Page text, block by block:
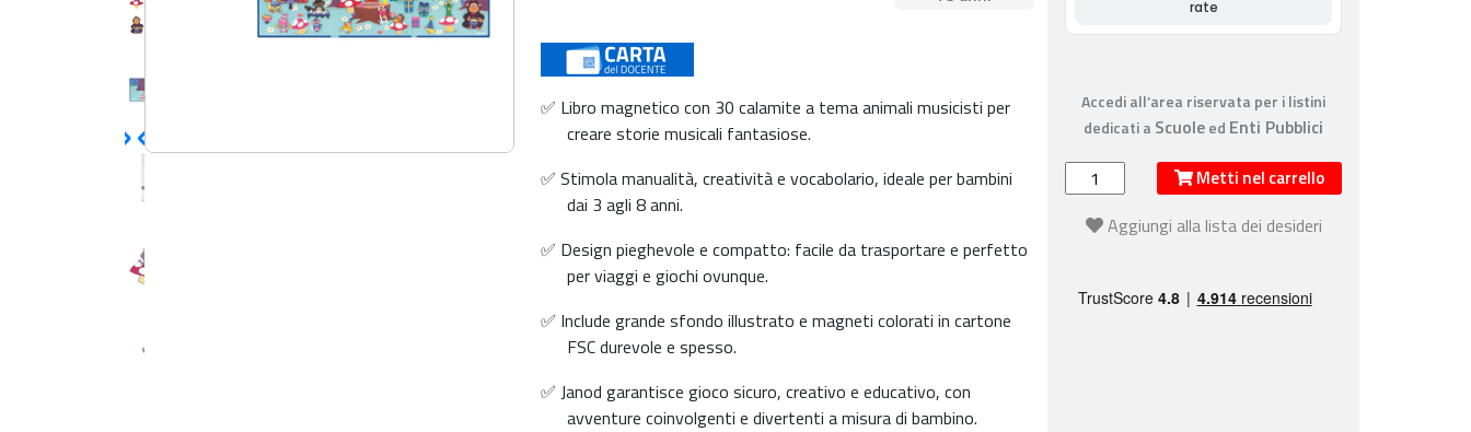
✅ Libro magnetico con 30 calamite a tema animali musicisti per
creare storie musicali fantasiose.
✅ Stimola manualità, creatività e vocabolario, ideale per bambini
dai 3 agli 8 anni.
✅ Design pieghevole e compatto: facile da trasportare e perfetto
per viaggi e giochi ovunque.
✅ Include grande sfondo illustrato e magneti colorati in cartone
FSC durevole e spesso.
✅ Janod garantisce gioco sicuro, creativo e educativo, con
avventure coinvolgenti e divertenti a misura di bambino.
Accedi all’area riservata per i listini
dedicati a Scuoleed Enti Pubblici
Metti nel carrello
Aggiungi alla lista dei desideri